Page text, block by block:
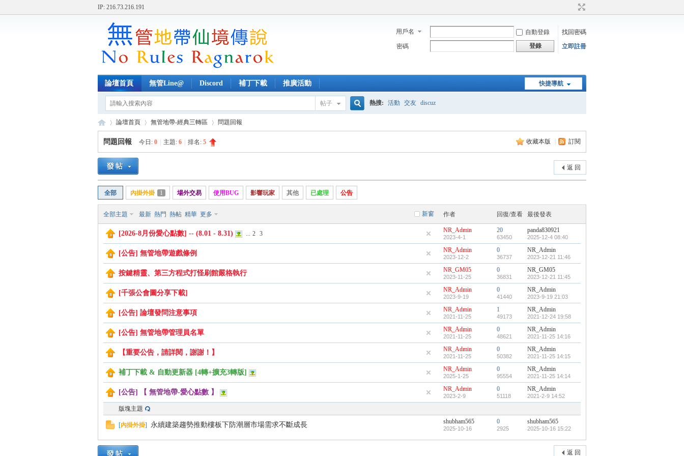
IP: 216.73.216.191
用戶名 自動登錄
找回密碼
密碼
登錄 立即註冊
快捷導航
論壇首頁 無管Line@ Discord 補丁下載 推廣活動
帖子 熱搜: 活動 交友 discuz
»
論壇首頁 無管地帶-經典三轉區 問題回報
收藏本版 訂閱
問題回報 今日: 0 主題: 6 排名: 5
返 回
全部 內掛外掛 1 場外交易 使用BUG 影響玩家 其他 已處理 公告
新窗
全部主題 最新 熱門 熱帖 精華 更多 作者 回復/查看 最後發表
[2026-8月份愛心點數] -- (8.01 - 8.31) ... 2 3 NR_Admin
2023-4-1
20
63450
panda830921
2025-12-4 08:40
[公告] 無管地帶遊戲條例 NR_Admin
2023-12-2
0
36737
NR_Admin
2023-12-21 11:46
按鍵精靈、第三方程式打怪刷館嚴格執行 NR_GM05
2023-11-25
0
36831
NR_GM05
2023-12-21 11:45
[千張公會圖分享下載] NR_Admin
2023-9-19
0
41440
NR_Admin
2023-9-19 21:03
[公告] 論壇發問注意事項 NR_Admin
2021-11-25
1
49173
NR_Admin
2021-12-24 19:58
[公告] 無管地帶管理員名單 NR_Admin
2021-11-25
0
48621
NR_Admin
2021-11-25 14:16
【重要公告，請詳閱，謝謝！】 NR_Admin
2021-11-25
0
50382
NR_Admin
2021-11-25 14:15
補丁下載 & 自動更新器 [4轉+擴充3轉版] NR_Admin
2025-1-25
0
95554
NR_Admin
2021-11-25 14:14
[公告] 【 無管地帶-愛心點數 】 NR_Admin
2023-2-9
0
51118
NR_Admin
2021-2-9 14:52
版塊主題
[內掛外掛] 永續建築趨勢推動樓板下防潮層市場需求不斷成長 shubham565
2025-10-16
0
2925
shubham565
2025-10-16 15:22
返 回